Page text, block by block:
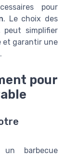
pour
. Le choix des
peut simplifier
et garantir une
pour
barbecue